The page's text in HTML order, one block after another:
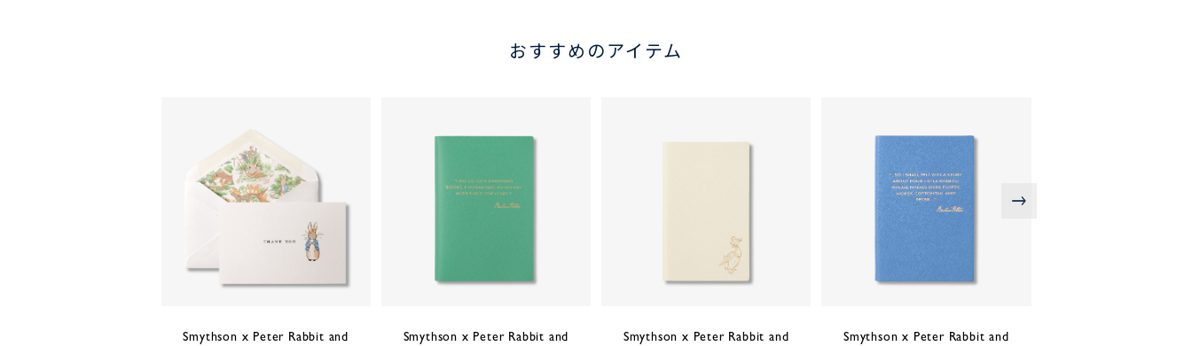
おすすめのアイテム
Smythson x Peter Rabbit and
Smythson x Peter Rabbit and
Smythson x Peter Rabbit and
Smythson x Peter Rabbit and